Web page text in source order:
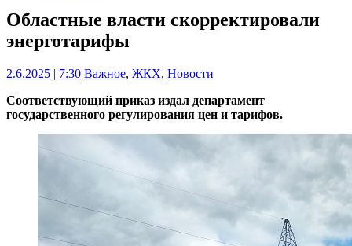
Областные власти скорректировали
энерготарифы
2.6.2025 | 7:30 Важное, ЖКХ, Новости
Соответствующий приказ издал департамент
государственного регулирования цен и тарифов.